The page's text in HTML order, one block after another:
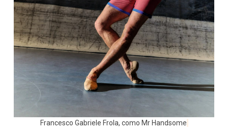
Francesco Gabriele Frola, como Mr Handsome